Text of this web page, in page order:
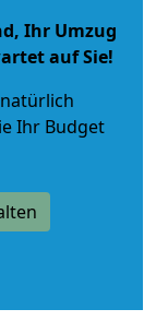
Ihr Umzug
auf Sie!
Ihr Budget